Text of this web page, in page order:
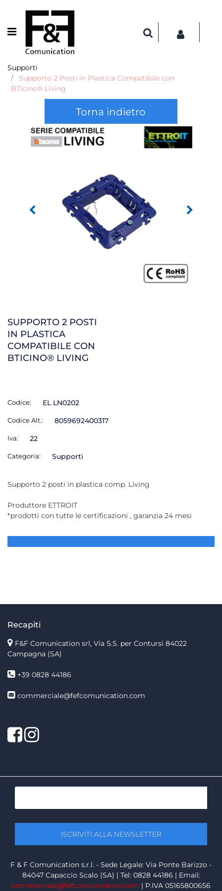
Open menu
Supporti
Supporto 2 Posti in Plastica Compatibile con
BTicino® Living
Torna indietro
SUPPORTO 2 POSTI
IN PLASTICA
COMPATIBILE CON
BTICINO® LIVING
Codice: EL LN0202
Codice Alt.: 8059692400317
Iva: 22
Categoria: Supporti
Supporto 2 posti in plastica comp. Living
Produttore ETTROIT
*prodotti con tutte le certificazioni , garanzia 24 mesi
Recapiti
F&F Comunication srl, Via S.S. per Contursi 84022
Campagna (SA)
+39 0828 44186
commerciale@fefcomunication.com
Facebook
Twitter
F & F Comunication s.r.l. - Sede Legale: Via Ponte Barizzo -
84047 Capaccio Scalo (SA) | Tel: 0828 44186 | Email:
commerciale@fefcomunication.com | P.IVA 05165800656